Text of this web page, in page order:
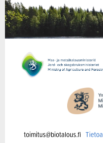
toimitus@biotalous.fi